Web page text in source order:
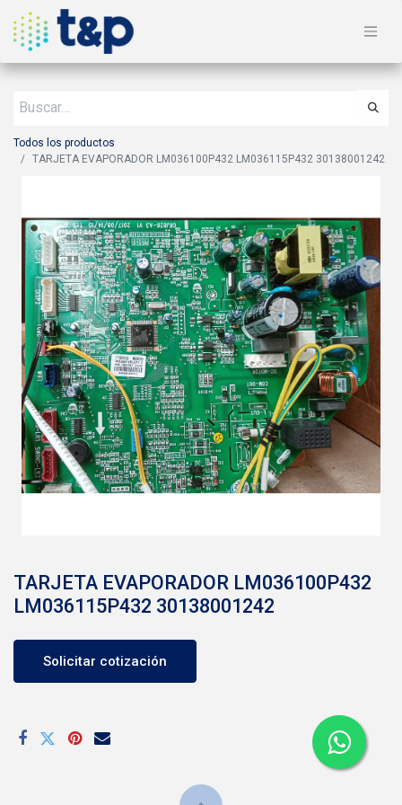
Todos los productos
TARJETA EVAPORADOR LM036100P432 LM036115P432 30138001242
TARJETA EVAPORADOR LM036100P432
LM036115P432 30138001242
Solicitar cotización